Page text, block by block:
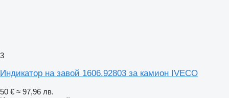
3
Индикатор на завой 1606.92803 за камион IVECO
50 € ≈ 97,96 лв.